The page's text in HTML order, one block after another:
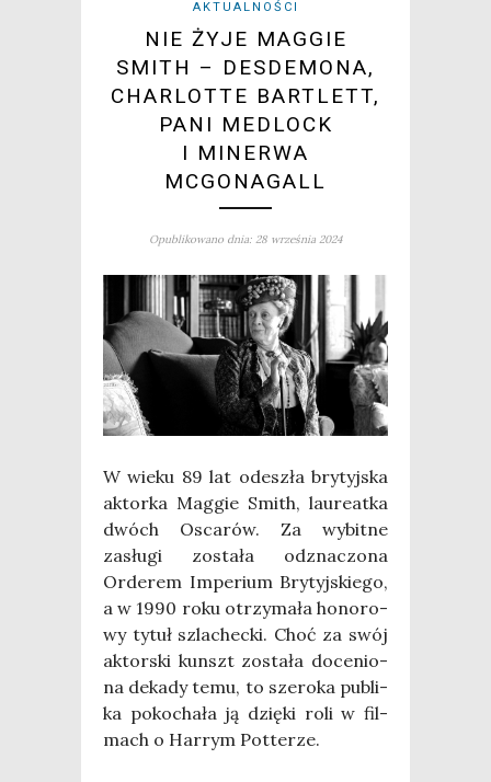
AKTUALNOŚCI
NIE ŻYJE MAGGIE
SMITH – DESDEMONA,
CHARLOTTE BARTLETT,
PANI MEDLOCK
I MINERWA
MCGONAGALL
Opublikowano dnia: 28 września 2024
W wie­ku 89 lat ode­szła bry­tyj­ska
aktor­ka Mag­gie Smith, lau­re­at­ka
dwóch Osca­rów. Za wybit­ne
zasłu­gi zosta­ła odzna­czo­na
Orde­rem Impe­rium Bry­tyj­skie­go,
a w 1990 roku otrzy­ma­ła hono­ro­
wy tytuł szla­chec­ki. Choć za swój
aktor­ski kunszt zosta­ła doce­nio­
na deka­dy temu, to sze­ro­ka publi­
ka poko­cha­ła ją dzię­ki roli w fil­
mach o Har­rym Potterze.